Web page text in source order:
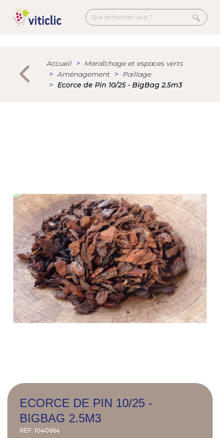
contenu
Accueil
Maraîchage et espaces verts
Aménagement
Paillage
Ecorce de Pin 10/25 - BigBag 2.5m3
ECORCE DE PIN 10/25 -
BIGBAG 2.5M3
RÉF. 1040664